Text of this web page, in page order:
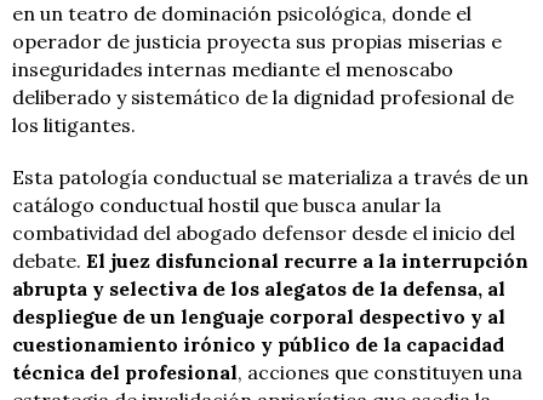
en un teatro de dominación psicológica, donde el
operador de justicia proyecta sus propias miserias e
inseguridades internas mediante el menoscabo
deliberado y sistemático de la dignidad profesional de
los litigantes.
Esta patología conductual se materializa a través de un
catálogo conductual hostil que busca anular la
combatividad del abogado defensor desde el inicio del
debate. El juez disfuncional recurre a la interrupción
abrupta y selectiva de los alegatos de la defensa, al
despliegue de un lenguaje corporal despectivo y al
cuestionamiento irónico y público de la capacidad
técnica del profesional, acciones que constituyen una